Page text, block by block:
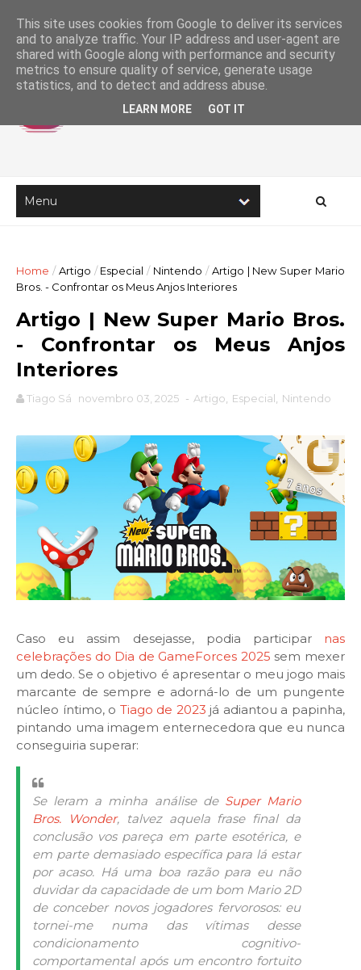
Home / Artigo / Especial / Nintendo / Artigo | New Super Mario
Bros. - Confrontar os Meus Anjos Interiores
Artigo | New Super Mario Bros.
- Confrontar os Meus Anjos
Interiores
Tiago Sá novembro 03, 2025 - Artigo Especial Nintendo
Caso eu assim desejasse, podia participar nas
celebrações do Dia de GameForces 2025 sem mexer
um dedo. Se o objetivo é apresentar o meu jogo mais
marcante de sempre e adorná-lo de um pungente
núcleo íntimo, o Tiago de 2023 já adiantou a papinha,
pintando uma imagem enternecedora que eu nunca
conseguiria superar:
Se leram a minha análise de Super Mario
Bros. Wonder, talvez aquela frase final da
conclusão vos pareça em parte esotérica, e
em parte demasiado específica para lá estar
por acaso. Há uma boa razão para eu não
duvidar da capacidade de um bom Mario 2D
de conceber novos jogadores fervorosos: eu
tornei-me numa das vítimas desse
condicionamento cognitivo-
comportamental após um encontro fortuito
This site uses cookies from Google to deliver its services
and to analyze traffic. Your IP address and user-agent are
shared with Google along with performance and security
metrics to ensure quality of service, generate usage
statistics, and to detect and address abuse.
LEARN MORE GOT IT